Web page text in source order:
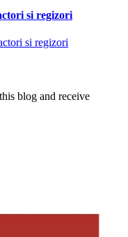
si regizori
blog and receive